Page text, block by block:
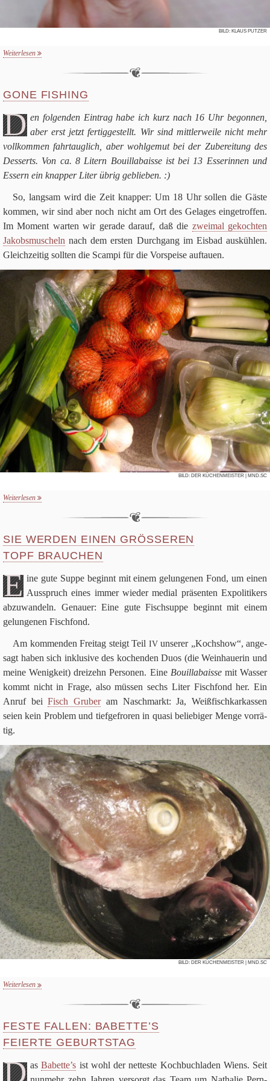
BILD: KLAUS PUTZER
Weiterlesen
GONE FISHING
D en fol­gen­den Ein­trag habe ich kurz nach 16 Uhr begon­nen,
aber erst jetzt fer­tig­ge­stellt. Wir sind mitt­ler­weile nicht mehr
voll­kom­men fahr­taug­lich, aber wohl­ge­mut bei der Zube­rei­tung des
Des­serts. Von ca. 8Litern Bouil­la­baisse ist bei 13 Esse­rin­nen und
Essern ein knap­per Liter übrig geblieben. :)
So, lang­sam wird die Zeit knap­per: Um 18Uhr sol­len die Gäste
kom­men, wir sind aber noch nicht am Ort des Gela­ges ein­ge­trof­fen.
Im Moment war­ten wir gerade dar­auf, daß die zwei­mal gekoch­ten
Jakobs­mu­scheln nach dem ersten Durch­gang im Eis­bad aus­küh­len.
Gleich­zei­tig soll­ten die Scampi für die Vor­speise auf­tauen.
BILD: DER KÜCHENMEISTER | MND.SC
Weiterlesen
SIE WERDEN EINEN GRÖSSEREN T
OPF BRAUCHEN
E ine gute Suppe beginnt mit einem gelun­ge­nen Fond, um einen
Aus­spruch eines immer wie­der medial prä­sen­ten Expo­li­ti­kers
abzu­wan­deln. Genauer: Eine gute Fisch­suppe beginnt mit einem
gelun­ge­nen Fischfond.
Am kom­men­den Frei­tag steigt Teil IVunse­rer „Koch­show“, ange­
sagt haben sich inklu­sive des kochen­den Duos (die Wein­haue­rin und
meine Wenig­keit) drei­zehn Per­so­nen. Eine Bouil­la­baissemit Was­ser
kommt nicht in Frage, also müs­sen sechs Liter Fisch­fond her. Ein
Anruf beiFisch Gru­beram Nasch­markt: Ja, Weiß­fisch­kar­kas­sen
seien kein Pro­blem und tief­ge­fro­ren in quasi belie­bi­ger Menge vor­rä­
tig.
BILD: DER KÜCHENMEISTER | MND.SC
Weiterlesen
FESTE FALLEN: BABETTE’S
FEIERTE GEBURTSTAG
D asBabette’s ist wohl der net­te­ste Koch­buch­la­den Wiens. Seit